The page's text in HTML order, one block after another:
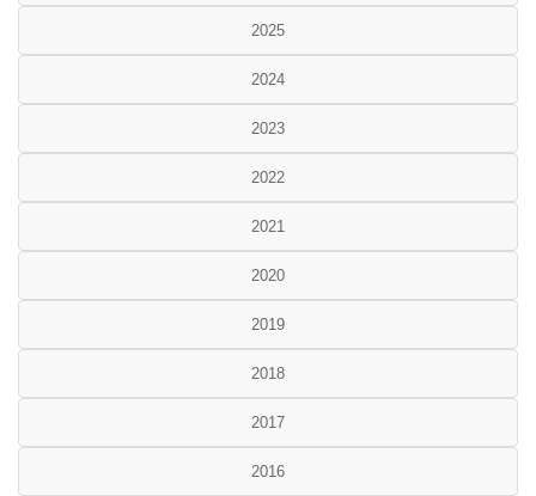
2025
2024
2023
2022
2021
2020
2019
2018
2017
2016